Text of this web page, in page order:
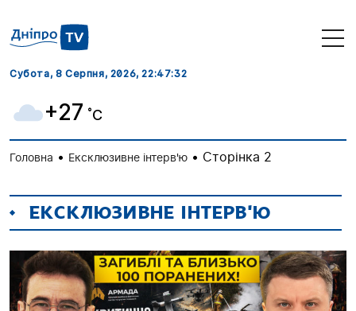
Субота, 8 Серпня, 2026, 22:47:33
+27 ˚C
Головна • Ексклюзивне інтерв'ю • Сторінка 2
ЕКСКЛЮЗИВНЕ ІНТЕРВ'Ю